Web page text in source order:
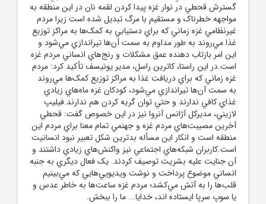
گسترش قحطي در نوار غزه پيدا کردن لقمه نان در اين منطقه به
مواجهه خطرناک و مستقيم با مرگ تبديل شده است زيرا مردم
غيرنظامي غزه زماني که براي دستيابي به کمک‌ها به مراکز توزيع
غذا مي‌روند به طور مداوم به سمت آن‌ها تيراندازي مي‌شود و
اين امر بازتاب دهنده عمق مشکلات و رنج‌هاي انساني مردم غزه
است.در اين راستا، کاترين راسل، مدير يونيسف تأکيد کرد: مردم
غزه زماني که براي دريافت غذا به مراکز توزيع کمک‌ها مي‌روند
به سمت آن‌ها تيراندازي مي‌شود، کودکان غزه ماه‌هاي زيادي
غذاي کافي ندارند و حتي توان گريه کردن هم ندارند.فيليپ
لازيني، مديرکل آژانس آنروا نيز در اين خصوص گفت: قحطي
آخرين مصيبت‌هاي مردم غزه و جهنمي تمام معنا براي مردم اين
منطقه است و انکار اين مسأله بدترين شکل تعبير نبود انسانيت
است.کاربران شبکه‌هاي اجتماعي نيز واکنش‌هاي زيادي داشتند و
آن جنايت عليه بشريت توصيف کردند. يک فعال ديگري به جنبه
انساني موضوع پرداخت و نوشت ويديويي‌هايي که مي‌بينيم
قلب‌ها را به آتش مي‌کشد؛ مردم غزه ساعت‌ها به خاطر عدس و
يا سوپ سرپا ايستاده اند، خدايا... ما را ببخش.